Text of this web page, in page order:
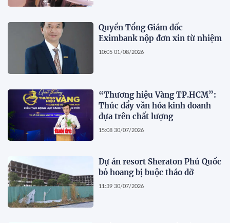
Quyền Tổng Giám đốc
Eximbank nộp đơn xin từ nhiệm
10:05 01/08/2026
“Thương hiệu Vàng TP.HCM”:
Thúc đẩy văn hóa kinh doanh
dựa trên chất lượng
15:08 30/07/2026
Dự án resort Sheraton Phú Quốc
bỏ hoang bị buộc tháo dỡ
11:39 30/07/2026